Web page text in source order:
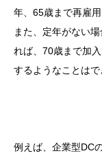
年、65歳まで再雇
また、定年がない
れば、70歳まで加
するようなことはで
例えば、企業型DC